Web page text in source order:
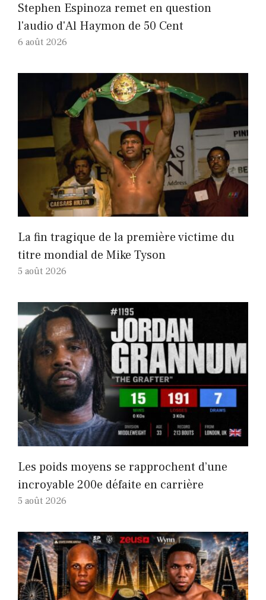
Stephen Espinoza remet en question
l'audio d'Al Haymon de 50 Cent
6 août 2026
La fin tragique de la première victime du
titre mondial de Mike Tyson
5 août 2026
Les poids moyens se rapprochent d’une
incroyable 200e défaite en carrière
5 août 2026